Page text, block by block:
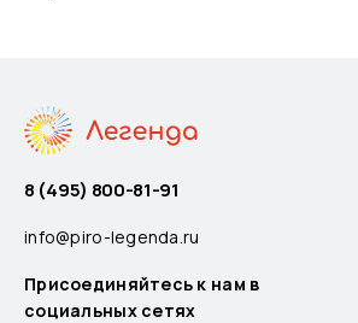
8 (495) 800-81-91
info@piro-legenda.ru
Присоединяйтесь к нам в
социальных сетях